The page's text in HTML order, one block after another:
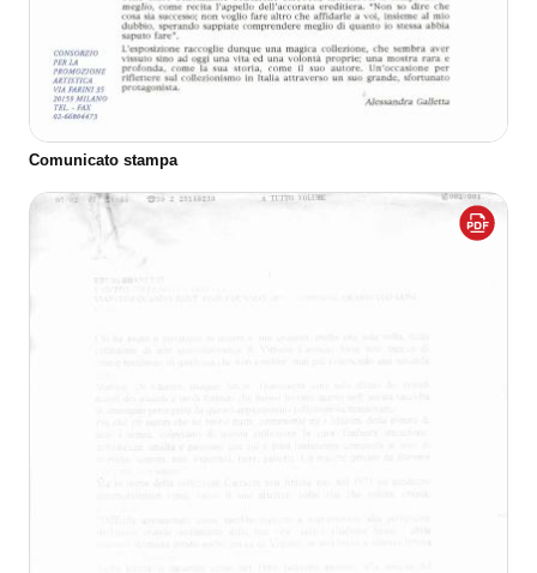
Comunicato stampa